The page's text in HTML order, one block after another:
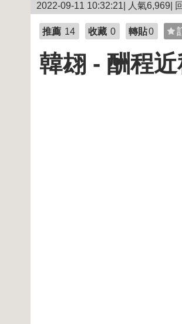
2022-09-11 10:32:21| 人氣6,969|
推薦 14 收藏 0 轉貼0
韓翃 - 酬程